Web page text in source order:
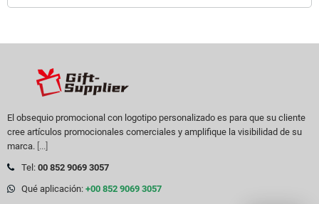
El obsequio promocional con logotipo personalizado es para que su cliente
cree artículos promocionales comerciales y amplifique la visibilidad de su
marca. [...]
Tel: 00 852 9069 3057
Qué aplicación: +00 852 9069 3057